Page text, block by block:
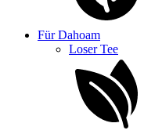
Für Dahoam
Loser Tee